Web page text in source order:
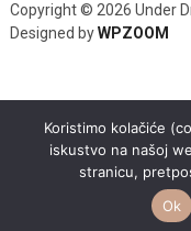
Copyright © 2026 Under
Designed byWPZOOM
Koristimo kolačiće
iskustvo na našoj
stranicu,
Ok